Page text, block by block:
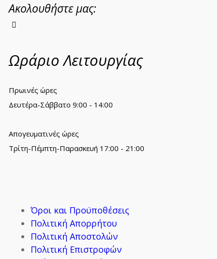
Ακολουθήστε μας:
Ωράριο Λειτουργίας
Πρωινές ώρες
Δευτέρα-Σάββατο 9:00 - 14:00
Απογευματινές ώρες
Τρίτη-Πέμπτη-Παρασκευή 17:00 - 21:00
Όροι και Προϋποθέσεις
Πολιτική Απορρήτου
Πολιτική Αποστολών
Πολιτική Επιστροφών